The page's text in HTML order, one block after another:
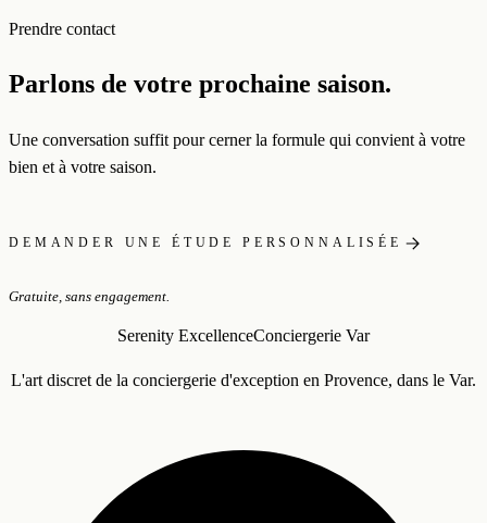
Prendre contact
Parlons de votre prochaine saison.
Une conversation suffit pour cerner la formule qui convient à votre
bien et à votre saison.
DEMANDER UNE ÉTUDE PERSONNALISÉE
Gratuite, sans engagement.
Serenity ExcellenceConciergerie Var
L'art discret de la conciergerie d'exception en Provence, dans le Var.